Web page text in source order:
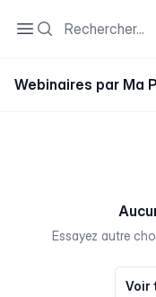
Open sidebar
Search
Webinaires par Ma
Essayez autre
Voir